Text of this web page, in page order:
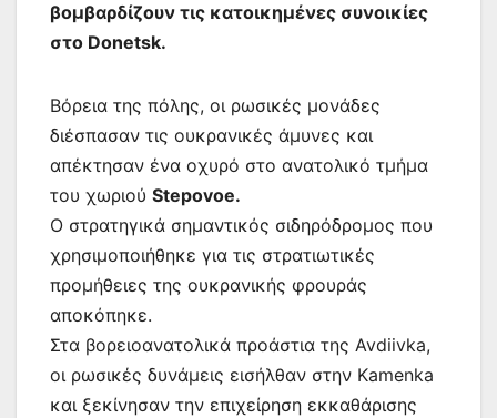
βομβαρδίζουν τις κατοικημένες συνοικίες
στο Donetsk.
Βόρεια της πόλης, οι ρωσικές μονάδες
διέσπασαν τις ουκρανικές άμυνες και
απέκτησαν ένα οχυρό στο ανατολικό τμήμα
του χωριού Stepovoe.
Ο στρατηγικά σημαντικός σιδηρόδρομος που
χρησιμοποιήθηκε για τις στρατιωτικές
προμήθειες της ουκρανικής φρουράς
αποκόπηκε.
Στα βορειοανατολικά προάστια της Avdiivka,
οι ρωσικές δυνάμεις εισήλθαν στην Kamenka
και ξεκίνησαν την επιχείρηση εκκαθάρισης